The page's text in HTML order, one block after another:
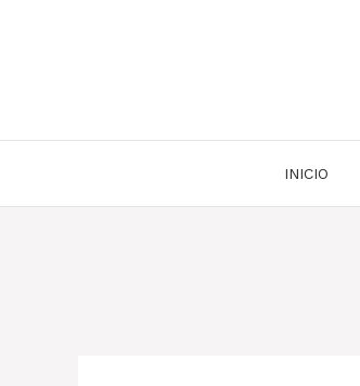
INICIO